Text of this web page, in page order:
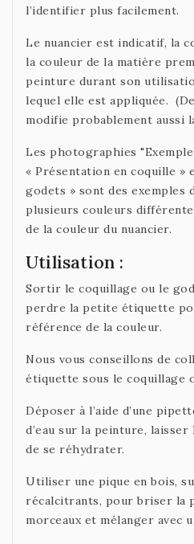
l’identifier plus facilement.
Le nuancier est indicatif, la
la couleur de la matière
peinture durant son
lequel elle est appliquée.
modifie probablement aussi
Les photographies
« Présentation en coquille »
godets » sont des exemples
plusieurs couleurs
de la couleur du nuancier.
Utilisation :
Sortir le coquillage ou le
perdre la petite étiquette
référence de la couleur.
Nous vous conseillons de
étiquette sous le coquillage
Déposer à l’aide d’une
d’eau sur la peinture,
de se réhydrater.
Utiliser une pique en bois,
récalcitrants, pour briser la
morceaux et mélanger avec